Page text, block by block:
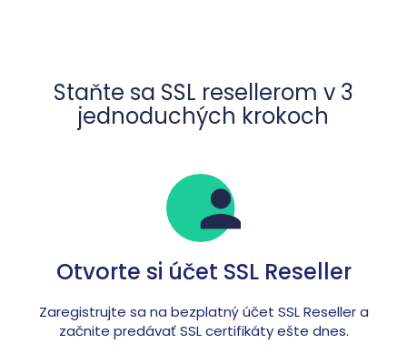
Staňte sa SSL resellerom v 3
jednoduchých krokoch
Otvorte si účet SSL Reseller
Zaregistrujte sa na bezplatný účet SSL Reseller a
začnite predávať SSL certifikáty ešte dnes.